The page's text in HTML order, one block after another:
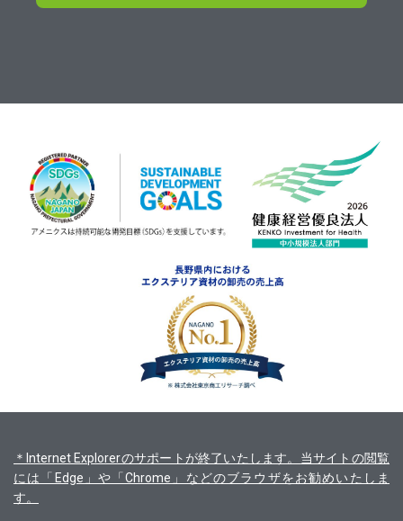
＊Internet Explorerのサポートが終了いたします。当サイトの閲覧
には「Edge」や「Chrome」などのブラウザをお勧めいたしま
す。